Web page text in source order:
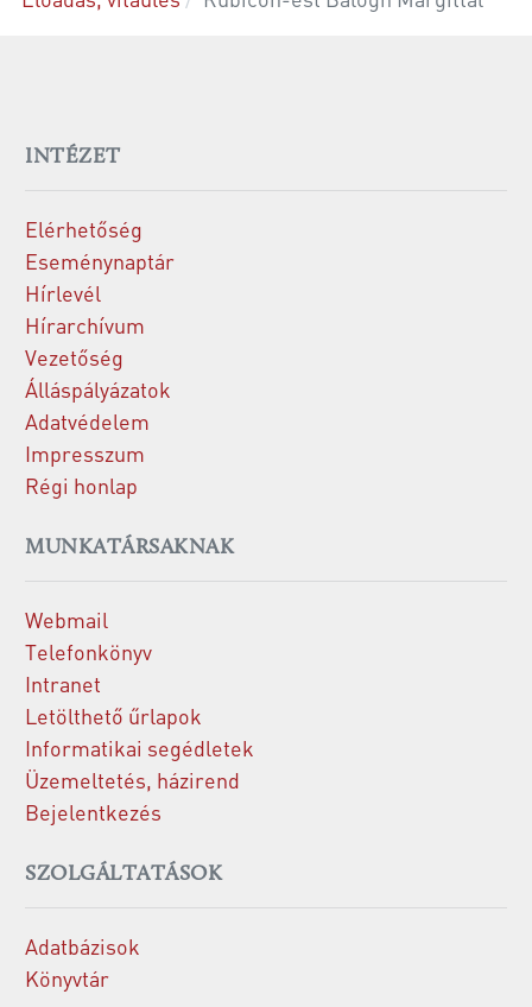
INTÉZET
Elérhetőség
Eseménynaptár
Hírlevél
Hírarchívum
Vezetőség
Álláspályázatok
Adatvédelem
Impresszum
Régi honlap
MUNKATÁRSAKNAK
Webmail
Telefonkönyv
Intranet
Letölthető űrlapok
Informatikai segédletek
Üzemeltetés, házirend
Bejelentkezés
SZOLGÁLTATÁSOK
Adatbázisok
Könyvtár